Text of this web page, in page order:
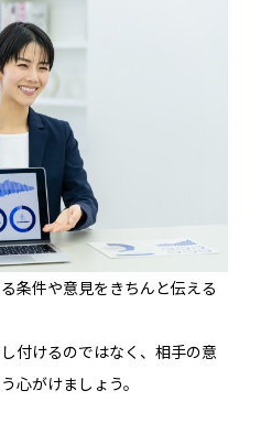
条件や意見をきちんと伝える
付けるのではなく、相手の意
心がけましょう。